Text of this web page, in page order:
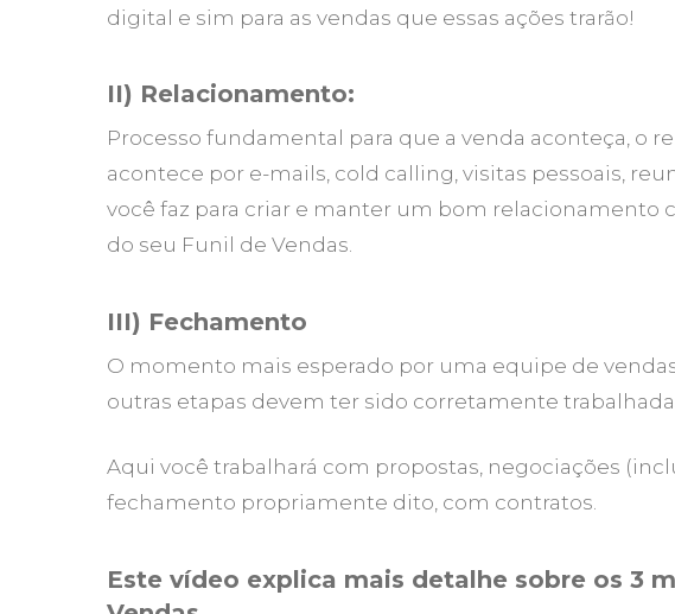
digital e sim para as vendas que essas ações trarão!
II) Relacionamento:
Processo fundamental para que a venda aconteça, o
acontece por e-mails, cold calling, visitas pessoais,
você faz para criar e manter um bom relacionamento
do seu Funil de Vendas.
III) Fechamento
O momento mais esperado por uma equipe de
outras etapas devem ter sido corretamente
Aqui você trabalhará com propostas, negociações
fechamento propriamente dito, com contratos.
Este vídeo explica mais detalhe sobre os 3